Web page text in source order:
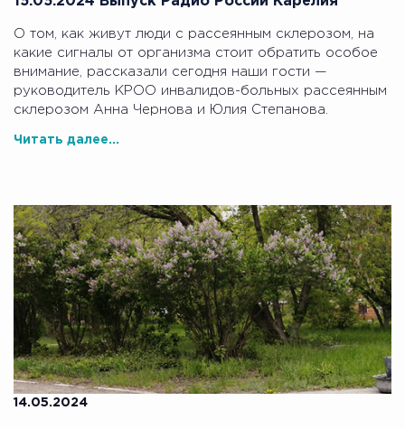
О том, как живут люди с рассеянным склерозом, на
какие сигналы от организма стоит обратить особое
внимание, рассказали сегодня наши гости —
руководитель КРОО инвалидов-больных рассеянным
склерозом Анна Чернова и Юлия Степанова.
Читать далее...
14.05.2024